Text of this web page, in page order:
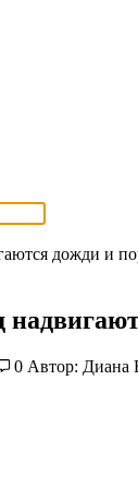
дожди и
0 Автор: Диана